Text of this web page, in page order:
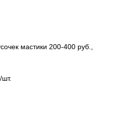
мастики 200-400 руб.,
шт.